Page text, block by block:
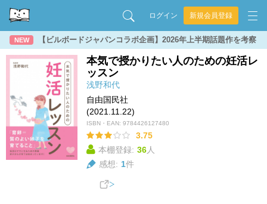
ログイン 新規会員登録
NEW 【ビルボードジャパンコラボ企画】2026年上半期話題作を考察
本気で授かりたい人のための妊活レ
ッスン
浅野和代
自由国民社
(2021.11.22)
ISBN・EAN: 9784426127480
3.75
本棚登録: 36人
感想: 1件